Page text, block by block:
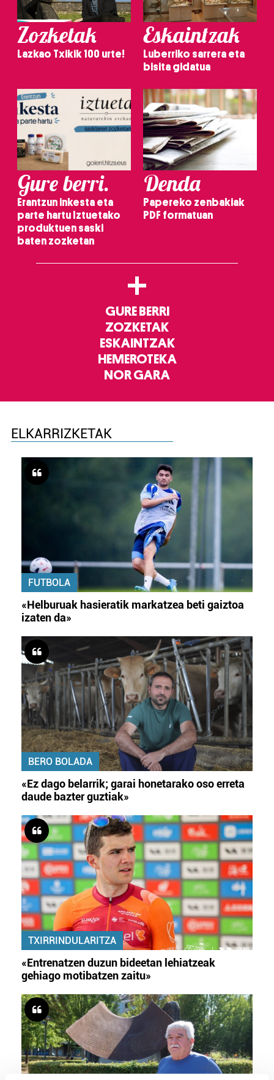
Zozketak
Lazkao Txikik 100 urte!
Eskaintzak
Luberriko sarrera eta
bisita gidatua
Gure berri.
Erantzun inkesta eta
parte hartu Iztuetako
produktuen saski
baten zozketan
Denda
Papereko zenbakiak
PDF formatuan
+
GURE BERRI
ZOZKETAK
ESKAINTZAK
HEMEROTEKA
NOR GARA
ELKARRIZKETAK
FUTBOLA
«Helburuak hasieratik markatzea beti gaiztoa
izaten da»
BERO BOLADA
«Ez dago belarrik; garai honetarako oso erreta
daude bazter guztiak»
TXIRRINDULARITZA
«Entrenatzen duzun bideetan lehiatzeak
gehiago motibatzen zaitu»